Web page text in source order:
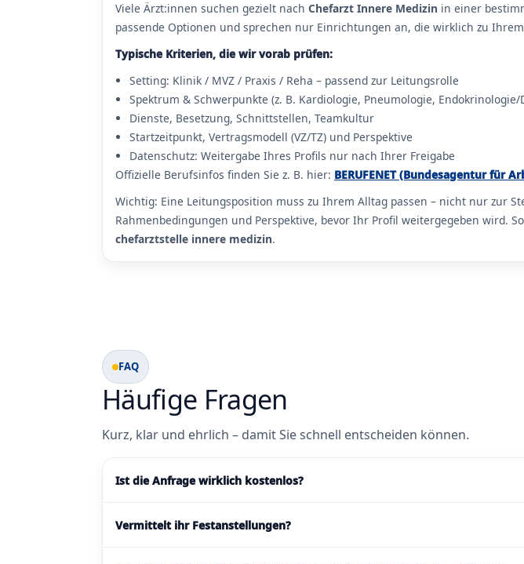
Viele Ärzt:innen suchen gezielt nach Chefarzt Innere Medizin in einer
passende Optionen und sprechen nur Einrichtungen an, die wirklich zu
Typische Kriterien, die wir vorab prüfen:
Setting: Klinik / MVZ / Praxis / Reha – passend zur Leitungsrolle
Spektrum & Schwerpunkte (z. B. Kardiologie, Pneumologie,
Dienste, Besetzung, Schnittstellen, Teamkultur
Startzeitpunkt, Vertragsmodell (VZ/TZ) und Perspektive
Datenschutz: Weitergabe Ihres Profils nur nach Ihrer Freigabe
Offizielle Berufsinfos finden Sie z. B. hier: BERUFENET (Bundesagentur für
Wichtig: Eine Leitungsposition muss zu Ihrem Alltag passen – nicht nur zur
Rahmenbedingungen und Perspektive, bevor Ihr Profil weitergegeben wird.
chefarztstelle innere medizin.
FAQ
Häufige Fragen
Kurz, klar und ehrlich – damit Sie schnell entscheiden können.
Ist die Anfrage wirklich kostenlos?
Vermittelt ihr Festanstellungen?